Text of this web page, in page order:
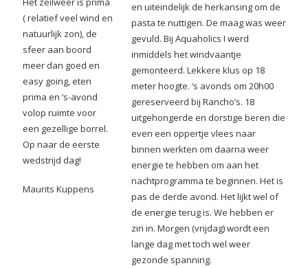
( relatief veel wind en
natuurlijk zon), de
sfeer aan boord
meer dan goed en
easy going, eten
prima en ‘s-avond
volop ruimte voor
een gezellige borrel.
Op naar de eerste
wedstrijd dag!
Maurits Kuppens
en uiteindelijk de herkansing om de
pasta te nuttigen. De maag was weer
gevuld. Bij Aquaholics I werd
inmiddels het windvaantje
gemonteerd. Lekkere klus op 18
meter hoogte. ‘s avonds om 20h00
gereserveerd bij Rancho’s. 18
uitgehongerde en dorstige beren die
even een oppertje vlees naar
binnen werkten om daarna weer
energie te hebben om aan het
nachtprogramma te beginnen. Het is
pas de derde avond. Het lijkt wel of
de energie terug is. We hebben er
zin in. Morgen (vrijdag) wordt een
lange dag met toch wel weer
gezonde spanning.